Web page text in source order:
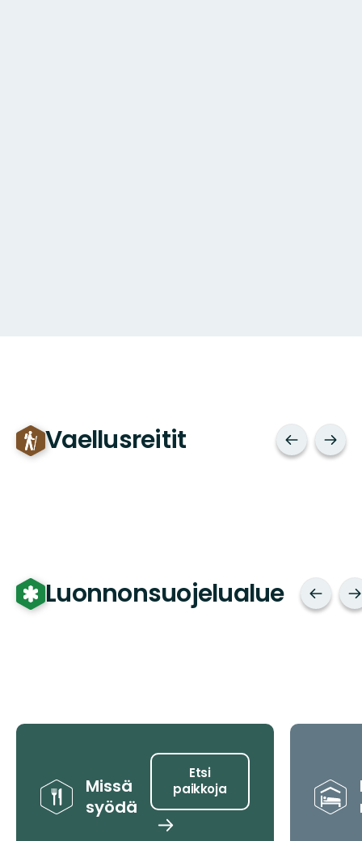
Vaellusreitit
Luonnonsuojelualue
Vinkit
Missä
syödä
Etsi
paikkoja
Etsi